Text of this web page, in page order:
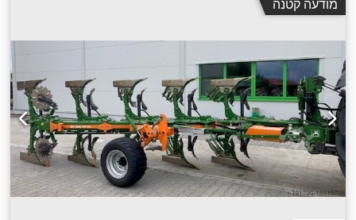
מודעה קטנה